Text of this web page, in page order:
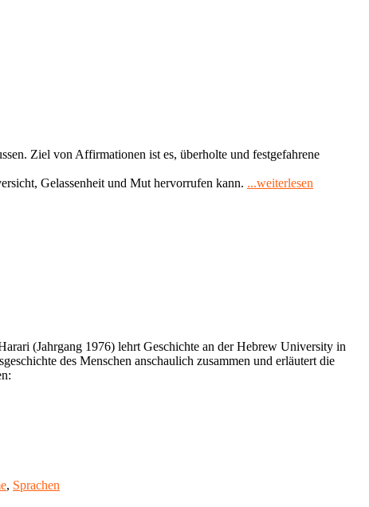
Ziel von Affirmationen ist es, überholte und festgefahrene
Gelassenheit und Mut hervorrufen kann. ...weiterlesen
(Jahrgang 1976) lehrt Geschichte an der Hebrew University in
des Menschen anschaulich zusammen und erläutert die
, Sprachen